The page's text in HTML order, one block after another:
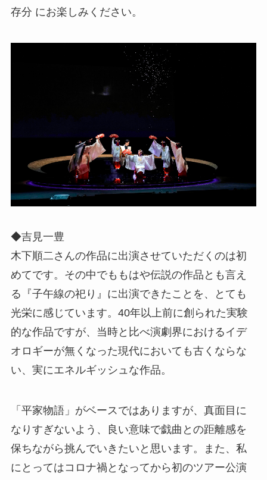
存分 にお楽しみください。
◆吉見一豊
木下順二さんの作品に出演させていただくのは初
めてです。その中でももはや伝説の作品とも言え
る『子午線の祀り』に出演できたことを、とても
光栄に感じています。40年以上前に創られた実験
的な作品ですが、当時と比べ演劇界におけるイデ
オロギーが無くなった現代においても古くならな
い、実にエネルギッシュな作品。
「平家物語」がベースではありますが、真面目に
なりすぎないよう、良い意味で戯曲との距離感を
保ちながら挑んでいきたいと思います。また、私
にとってはコロナ禍となってから初のツアー公演